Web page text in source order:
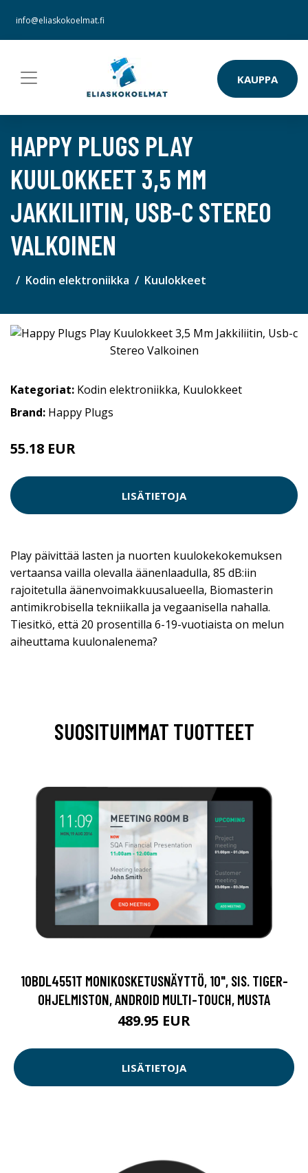
info@eliaskokoelmat.fi
KAUPPA
HAPPY PLUGS PLAY
KUULOKKEET 3,5 MM
JAKKILIITIN, USB-C STEREO
VALKOINEN
Kodin elektroniikka Kuulokkeet
Kategoriat: Kodin elektroniikka, Kuulokkeet
Brand: Happy Plugs
55.18 EUR
LISÄTIETOJA
Play päivittää lasten ja nuorten kuulokekokemuksen
vertaansa vailla olevalla äänenlaadulla, 85 dB:iin
rajoitetulla äänenvoimakkuusalueella, Biomasterin
antimikrobisella tekniikalla ja vegaanisella nahalla.
Tiesitkö, että 20 prosentilla 6-19-vuotiaista on melun
aiheuttama kuulonalenema?
SUOSITUIMMAT TUOTTEET
10BDL4551T MONIKOSKETUSNÄYTTÖ, 10", SIS. TIGER-
OHJELMISTON, ANDROID MULTI-TOUCH, MUSTA
489.95 EUR
LISÄTIETOJA